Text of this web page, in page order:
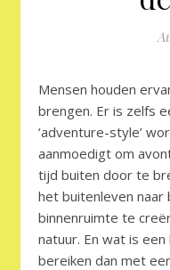
Mensen houden
brengen. Er is zelfs
‘adventure-style’
aanmoedigt om
tijd buiten door te
het buitenleven naar
binnenruimte te
natuur. En wat is
bereiken dan met